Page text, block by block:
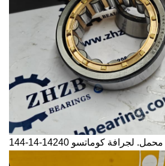
144-14-14240 محمل. لجرافة كوماتسو